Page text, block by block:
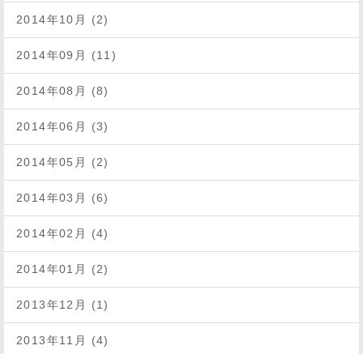
2014年10月 (2)
2014年09月 (11)
2014年08月 (8)
2014年06月 (3)
2014年05月 (2)
2014年03月 (6)
2014年02月 (4)
2014年01月 (2)
2013年12月 (1)
2013年11月 (4)